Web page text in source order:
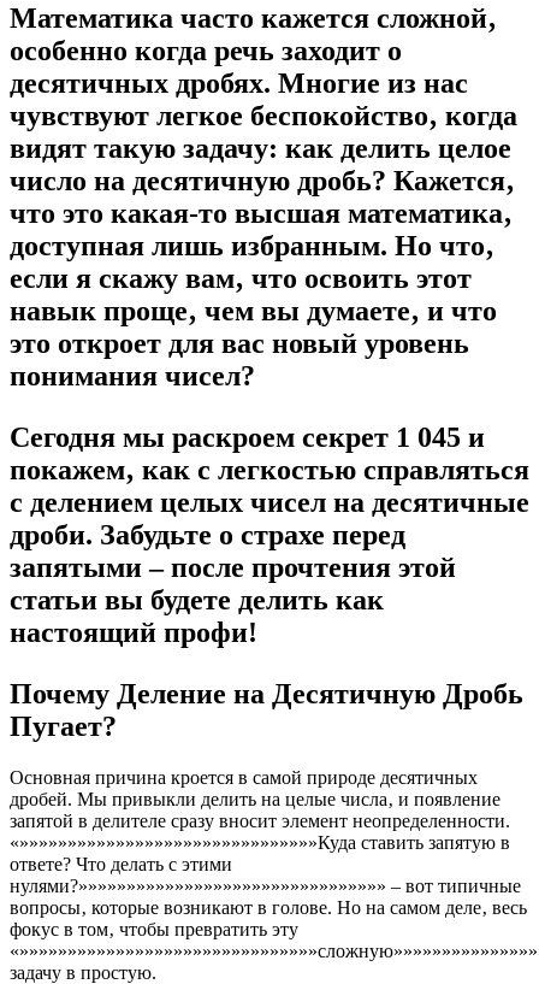
Математика часто кажется сложной‚
особенно когда речь заходит о
десятичных дробях. Многие из нас
чувствуют легкое беспокойство‚ когда
видят такую задачу: как делить целое
число на десятичную дробь? Кажется‚
что это какая-то высшая математика‚
доступная лишь избранным. Но что‚
если я скажу вам‚ что освоить этот
навык проще‚ чем вы думаете‚ и что
это откроет для вас новый уровень
понимания чисел?
Сегодня мы раскроем секрет 1 045 и
покажем‚ как с легкостью справляться
с делением целых чисел на десятичные
дроби. Забудьте о страхе перед
запятыми – после прочтения этой
статьи вы будете делить как
настоящий профи!
Почему Деление на Десятичную Дробь
Пугает?
Основная причина кроется в самой природе десятичных
дробей. Мы привыкли делить на целые числа‚ и появление
запятой в делителе сразу вносит элемент неопределенности.
«»»»»»»»»»»»»»»»»»»»»»»»»»»»»»»»Куда ставить запятую в
ответе? Что делать с этими
нулями?»»»»»»»»»»»»»»»»»»»»»»»»»»»»»»»» – вот типичные
вопросы‚ которые возникают в голове. Но на самом деле‚ весь
фокус в том‚ чтобы превратить эту
задачу в простую.